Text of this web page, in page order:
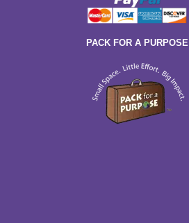
PACK FOR A PURPOSE